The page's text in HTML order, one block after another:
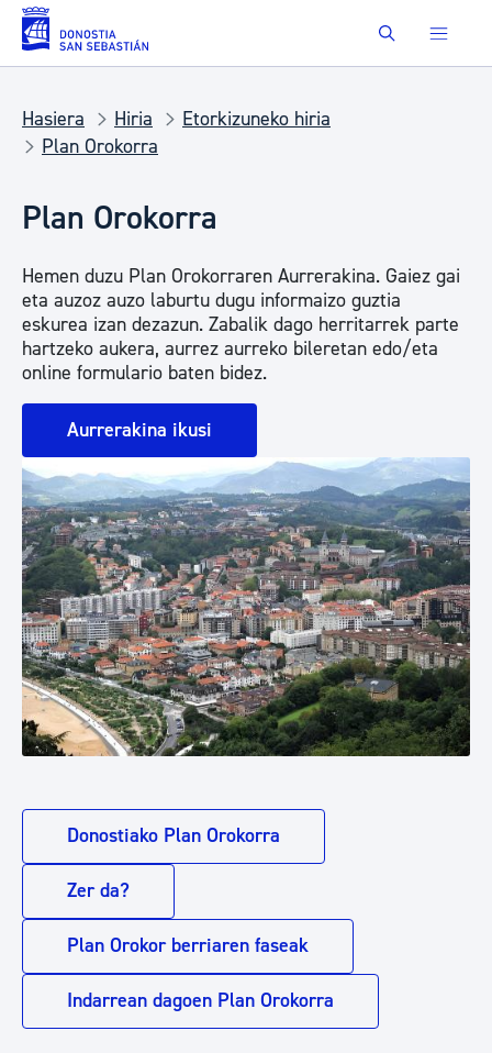
Eduki nagusira joan Buscar
Hasiera Hiria
Etorkizuneko hiria
Plan Orokorra
Plan Orokorra
Hemen duzu Plan Orokorraren Aurrerakina. Gaiez gai
eta auzoz auzo laburtu dugu informaizo guztia
eskurea izan dezazun. Zabalik dago herritarrek parte
hartzeko aukera, aurrez aurreko bileretan edo/eta
online formulario baten bidez.
Aurrerakina ikusi
Donostiako Plan Orokorra
Zer da?
Plan Orokor berriaren faseak
Indarrean dagoen Plan Orokorra